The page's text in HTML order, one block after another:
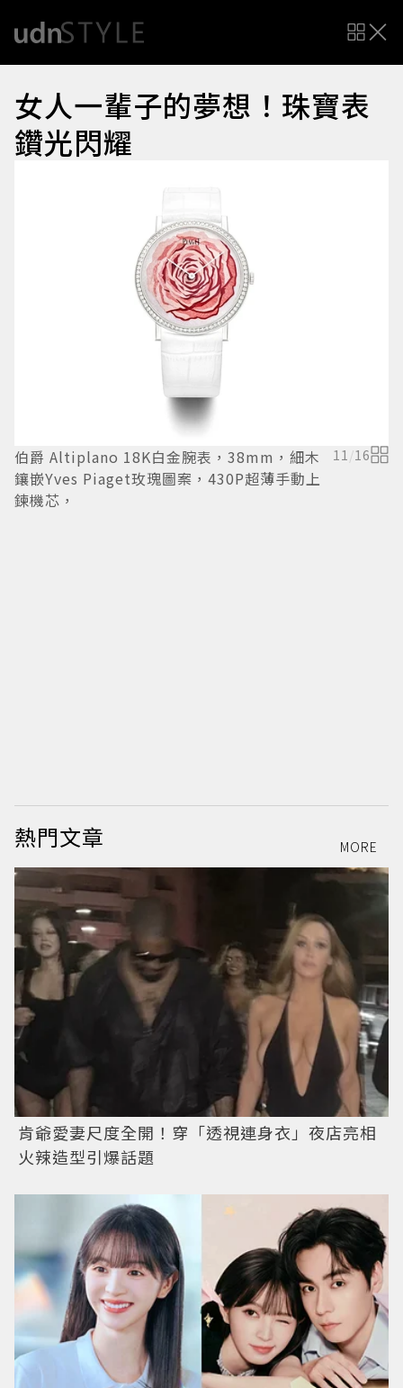
女人一輩子的夢想！珠寶表
鑽光閃耀
伯爵 Altiplano 18K白金腕表，38mm，細木
鑲嵌Yves Piaget玫瑰圖案，430P超薄手動上
鍊機芯，
11 /16
熱門文章 MORE
肯爺愛妻尺度全開！穿「透視連身衣」夜店亮相
火辣造型引爆話題